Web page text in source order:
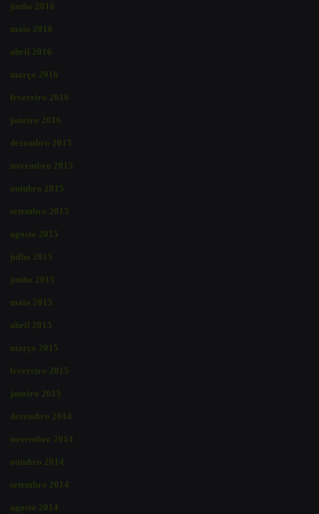
junho 2016
maio 2016
abril 2016
março 2016
fevereiro 2016
janeiro 2016
dezembro 2015
novembro 2015
outubro 2015
setembro 2015
agosto 2015
julho 2015
junho 2015
maio 2015
abril 2015
março 2015
fevereiro 2015
janeiro 2015
dezembro 2014
novembro 2014
outubro 2014
setembro 2014
agosto 2014